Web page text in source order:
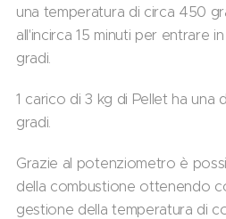
una temperatura di circa 450
all'incirca 15 minuti per entrare
gradi.
1 carico di 3 kg di Pellet ha
gradi.
Grazie al potenziometro è
della combustione ottenendo
gestione della temperatura di